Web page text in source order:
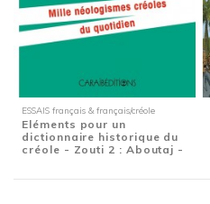
ESSAIS français & français/créole
Eléments pour un
dictionnaire historique du
créole - Zouti 2 : Aboutaj -